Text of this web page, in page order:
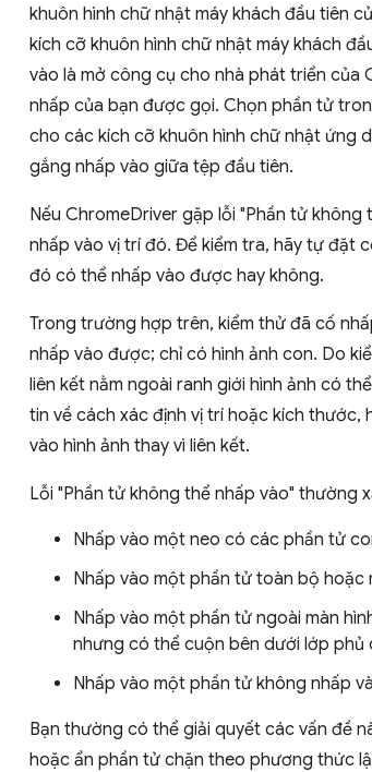
khuôn hình chữ nhật máy khách đầu tiên
kích cỡ khuôn hình chữ nhật máy khách
vào là mở công cụ cho nhà phát triển của
nhấp của bạn được gọi. Chọn phần tử
cho các kích cỡ khuôn hình chữ nhật ứng
gắng nhấp vào giữa tệp đầu tiên.
Nếu ChromeDriver gặp lỗi "Phần tử
nhấp vào vị trí đó. Để kiểm tra, hãy tự đặt
đó có thể nhấp vào được hay không.
Trong trường hợp trên, kiểm thử đã cố
nhấp vào được; chỉ có hình ảnh con. Do
liên kết nằm ngoài ranh giới hình ảnh có
tin về cách xác định vị trí hoặc kích
vào hình ảnh thay vì liên kết.
Lỗi "Phần tử không thể nhấp vào" thường
Nhấp vào một neo có các phần tử
Nhấp vào một phần tử toàn bộ
Nhấp vào một phần tử ngoài màn
nhưng có thể cuộn bên dưới lớp phủ
Nhấp vào một phần tử không nhấp
Bạn thường có thể giải quyết các vấn đề
hoặc ẩn phần tử chặn theo phương thức